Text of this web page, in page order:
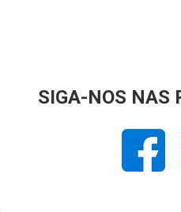
SIGA-NOS NAS